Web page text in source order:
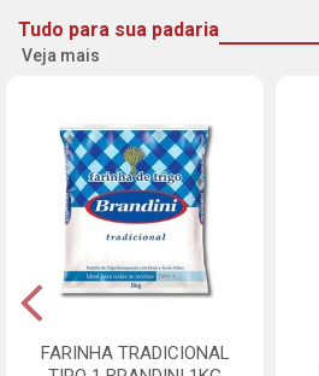
Tudo para sua padaria
Veja mais
FARINHA TRADICIONAL